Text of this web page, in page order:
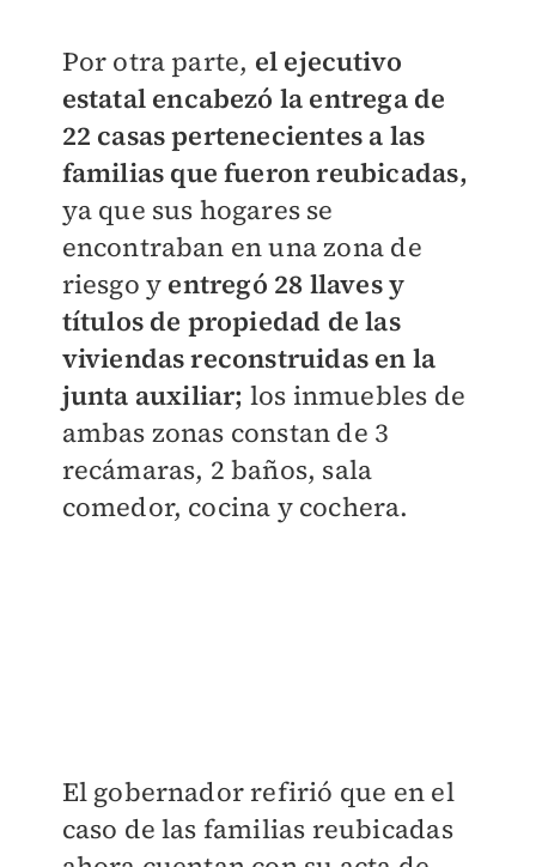
Por otra parte, el ejecutivo
estatal encabezó la entrega de
22 casas pertenecientes a las
familias que fueron reubicadas,
ya que sus hogares se
encontraban en una zona de
riesgo y entregó 28 llaves y
títulos de propiedad de las
viviendas reconstruidas en la
junta auxiliar; los inmuebles de
ambas zonas constan de 3
recámaras, 2 baños, sala
comedor, cocina y cochera.
El gobernador refirió que en el
caso de las familias reubicadas